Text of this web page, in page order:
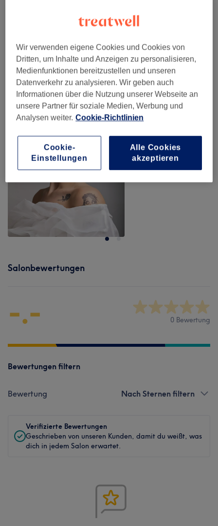
Augenbrauen & Wimpernbehandlungen
Make-Up (2) ab 40 €
Unsere Arbeit
Bild anklicken für weitere Details
Salonbewertungen
-.- 0 Bewertung
Bewertungen filtern
Bewertung Nach Sternen filtern
Verifizierte Bewertungen
Geschrieben von unseren Kunden, damit du weißt, was
dich in jedem Salon erwartet.
Wir verwenden eigene Cookies und Cookies von
Dritten, um Inhalte und Anzeigen zu personalisieren,
Medienfunktionen bereitzustellen und unseren
Datenverkehr zu analysieren. Wir geben auch
Informationen über die Nutzung unserer Webseite an
unsere Partner für soziale Medien, Werbung und
Analysen weiter. Cookie-Richtlinien
Cookie-
Einstellungen
Alle Cookies
akzeptieren